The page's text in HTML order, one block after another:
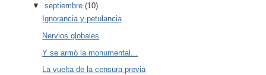
▼septiembre(10)
Ignorancia y petulancia
Nervios globales
Y se armó la monumental...
La vuelta de la censura previa